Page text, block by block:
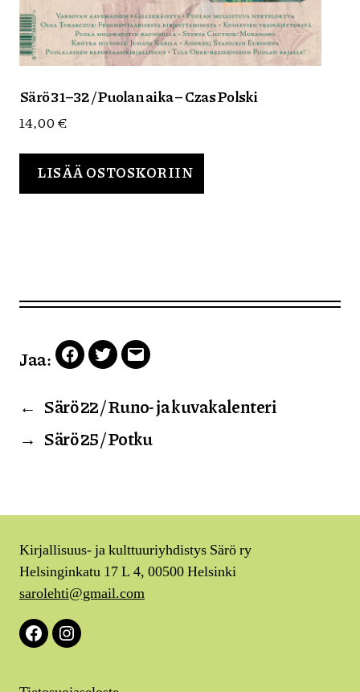
Särö 31–32 / Puolan aika – Czas Polski
14,00€
LISÄÄ OSTOSKORIIN
Jaa: Facebook
TwitterEmail
← Särö 22 / Runo- ja kuvakalenteri
→ Särö 25 / Potku
Kirjallisuus- ja kulttuuriyhdistys Särö ry
Helsinginkatu 17 L 4, 00500 Helsinki
sarolehti@gmail.com
FacebookInstagram